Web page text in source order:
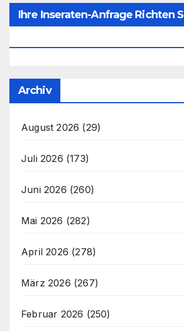
Ihre Inseraten-Anfrage Richten
Archiv
August 2026 (29)
Juli 2026 (173)
Juni 2026 (260)
Mai 2026 (282)
April 2026 (278)
März 2026 (267)
Februar 2026 (250)